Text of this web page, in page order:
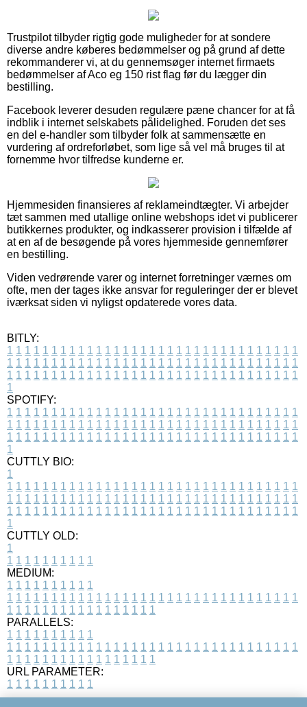
Trustpilot tilbyder rigtig gode muligheder for at sondere
diverse andre køberes bedømmelser og på grund af dette
rekommanderer vi, at du gennemsøger internet firmaets
bedømmelser af Aco eg 150 rist flag før du lægger din
bestilling.
Facebook leverer desuden regulære pæne chancer for at få
indblik i internet selskabets pålidelighed. Foruden det ses
en del e-handler som tilbyder folk at sammensætte en
vurdering af ordreforløbet, som lige så vel må bruges til at
fornemme hvor tilfredse kunderne er.
Hjemmesiden finansieres af reklameindtægter. Vi arbejder
tæt sammen med utallige online webshops idet vi publicerer
butikkernes produkter, og indkasserer provision i tilfælde af
at en af de besøgende på vores hjemmeside gennemfører
en bestilling.
Viden vedrørende varer og internet forretninger værnes om
ofte, men der tages ikke ansvar for reguleringer der er blevet
iværksat siden vi nyligst opdaterede vores data.
BITLY:
1 1 1 1 1 1 1 1 1 1 1 1 1 1 1 1 1 1 1 1 1 1 1 1 1 1 1 1 1 1 1 1 1
1 1 1 1 1 1 1 1 1 1 1 1 1 1 1 1 1 1 1 1 1 1 1 1 1 1 1 1 1 1 1 1 1
1 1 1 1 1 1 1 1 1 1 1 1 1 1 1 1 1 1 1 1 1 1 1 1 1 1 1 1 1 1 1 1 1
1
SPOTIFY:
1 1 1 1 1 1 1 1 1 1 1 1 1 1 1 1 1 1 1 1 1 1 1 1 1 1 1 1 1 1 1 1 1
1 1 1 1 1 1 1 1 1 1 1 1 1 1 1 1 1 1 1 1 1 1 1 1 1 1 1 1 1 1 1 1 1
1 1 1 1 1 1 1 1 1 1 1 1 1 1 1 1 1 1 1 1 1 1 1 1 1 1 1 1 1 1 1 1 1
1
CUTTLY BIO:
1
1 1 1 1 1 1 1 1 1 1 1 1 1 1 1 1 1 1 1 1 1 1 1 1 1 1 1 1 1 1 1 1 1
1 1 1 1 1 1 1 1 1 1 1 1 1 1 1 1 1 1 1 1 1 1 1 1 1 1 1 1 1 1 1 1 1
1 1 1 1 1 1 1 1 1 1 1 1 1 1 1 1 1 1 1 1 1 1 1 1 1 1 1 1 1 1 1 1 1
1
CUTTLY OLD:
1
1 1 1 1 1 1 1 1 1 1
MEDIUM:
1 1 1 1 1 1 1 1 1 1
1 1 1 1 1 1 1 1 1 1 1 1 1 1 1 1 1 1 1 1 1 1 1 1 1 1 1 1 1 1 1 1 1
1 1 1 1 1 1 1 1 1 1 1 1 1 1 1 1 1
PARALLELS:
1 1 1 1 1 1 1 1 1 1
1 1 1 1 1 1 1 1 1 1 1 1 1 1 1 1 1 1 1 1 1 1 1 1 1 1 1 1 1 1 1 1 1
1 1 1 1 1 1 1 1 1 1 1 1 1 1 1 1 1
URL PARAMETER:
1 1 1 1 1 1 1 1 1 1